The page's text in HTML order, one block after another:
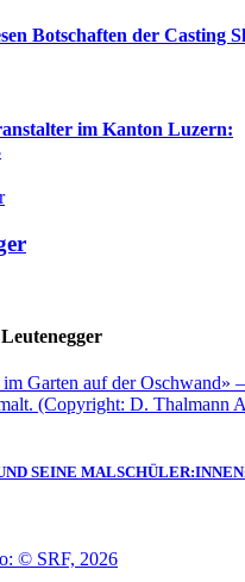
Botschaften der Casting
im Kanton Luzern:
SEINE